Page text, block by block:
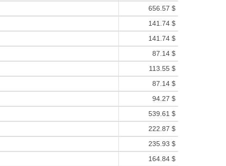
656.57 $
141.74 $
141.74 $
87.14 $
113.55 $
87.14 $
94.27 $
539.61 $
222.87 $
235.93 $
164.84 $